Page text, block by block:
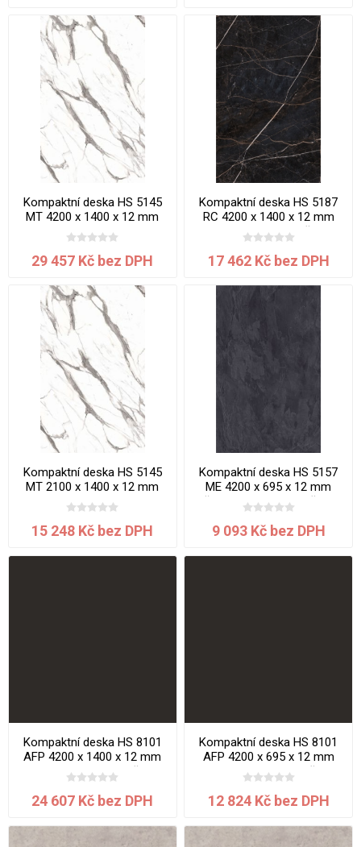
Kompaktní deska HS 5145
MT 4200 x 1400 x 12 mm
Mramor jádro bílé
29 457 Kč bez DPH
Kompaktní deska HS 5187
RC 4200 x 1400 x 12 mm
Mramor Efes jádro černé
17 462 Kč bez DPH
Kompaktní deska HS 5145
MT 2100 x 1400 x 12 mm
Mramor jádro bílé
15 248 Kč bez DPH
Kompaktní deska HS 5157
ME 4200 x 695 x 12 mm
Břidlice Mosela jádro černé
9 093 Kč bez DPH
Kompaktní deska HS 8101
AFP 4200 x 1400 x 12 mm
Black Diamond jádro černé
24 607 Kč bez DPH
Kompaktní deska HS 8101
AFP 4200 x 695 x 12 mm
Black Diamond jádro černé
12 824 Kč bez DPH